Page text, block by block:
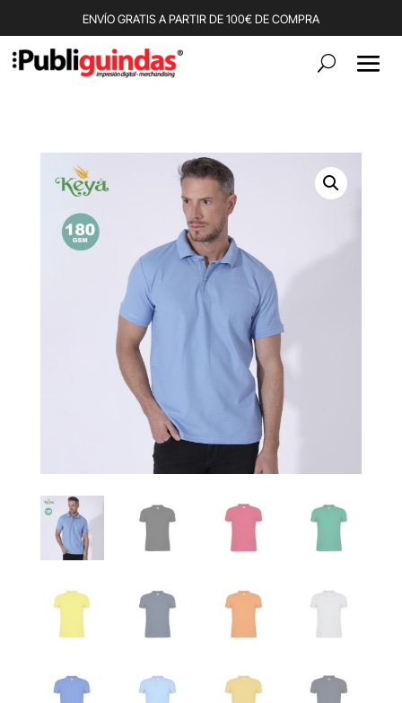
ENVÍO GRATIS A PARTIR DE 100€ DE COMPRA